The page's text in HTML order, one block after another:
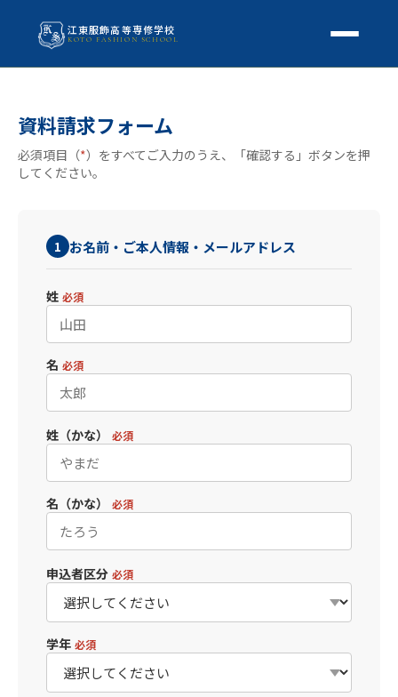
江東服飾高等専修学校
KOTO FASHION SCHOOL
本校概要
校長挨拶
アクセス
地方学生の方へ
よくある質問
授業・学科
授業内容
スクールライフ
生徒の1日
KOTO COLLECTION
進路
進路・就職
卒業生インタビュー
募集要項
学費・助成金
推薦制度
転入学・編入学
オープンキャンパス
資料請求フォーム
必須項目（*）をすべてご入力のうえ、「確認する」ボタンを押
してください。
1 お名前・ご本人情報・メールアドレス
姓 必須
名 必須
姓（かな） 必須
名（かな） 必須
申込者区分 必須
学年 必須